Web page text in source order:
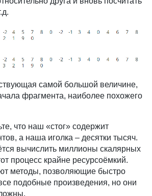
самой большой величине,
фрагмента, наиболее похожего
что наш «стог» содержит
а наша иголка – десятки тысяч.
вычислить миллионы скалярных
процесс крайне ресурсоёмкий.
методы, позволяющие быстро
подобные произведения, но они